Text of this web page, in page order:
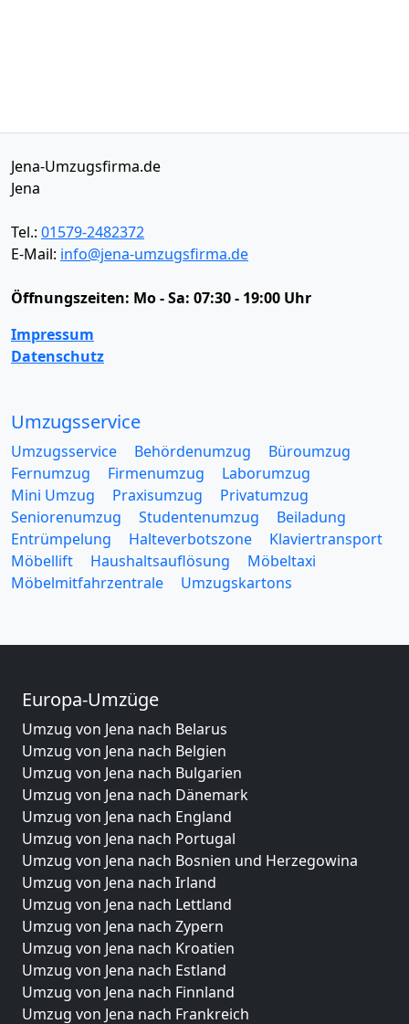
Jena-Umzugsfirma.de
Jena
Tel.: 01579-2482372
E-Mail: info@jena-umzugsfirma.de
Öffnungszeiten: Mo - Sa: 07:30 - 19:00 Uhr
Impressum
Datenschutz
Umzugsservice
Umzugsservice Behördenumzug
Büroumzug
Fernumzug
Firmenumzug
Laborumzug
Mini Umzug
Praxisumzug
Privatumzug
Seniorenumzug
Studentenumzug
Beiladung
Entrümpelung
Halteverbotszone
Klaviertransport
Möbellift
Haushaltsauflösung
Möbeltaxi
Möbelmitfahrzentrale
Umzugskartons
Europa-Umzüge
Umzug von Jena nach Belarus
Umzug von Jena nach Belgien
Umzug von Jena nach Bulgarien
Umzug von Jena nach Dänemark
Umzug von Jena nach England
Umzug von Jena nach Portugal
Umzug von Jena nach Bosnien und Herzegowina
Umzug von Jena nach Irland
Umzug von Jena nach Lettland
Umzug von Jena nach Zypern
Umzug von Jena nach Kroatien
Umzug von Jena nach Estland
Umzug von Jena nach Finnland
Umzug von Jena nach Frankreich